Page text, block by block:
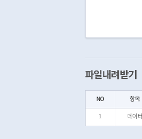
파일내려받기
NO 항목
1 데이터